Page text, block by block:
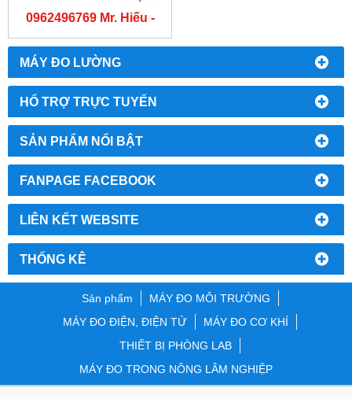
MÁY ĐO LƯỜNG
HỔ TRỢ TRỰC TUYẾN
SẢN PHẨM NỔI BẬT
FANPAGE FACEBOOK
LIÊN KẾT WEBSITE
THỐNG KÊ
COND PRO METER
0962496769 Mr. Hiếu -
0763556769 Mr. Cường
Sản phẩm
MÁY ĐO MÔI TRƯỜNG
MÁY ĐO ĐIỆN, ĐIỆN TỬ
MÁY ĐO CƠ KHÍ
THIẾT BỊ PHÒNG LAB
MÁY ĐO TRONG NÔNG LÂM NGHIỆP